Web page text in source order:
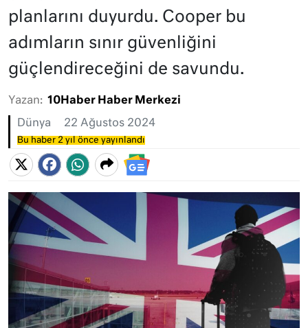
planlarını duyurdu. Cooper bu
adımların sınır güvenliğini
güçlendireceğini de savundu.
Yazan: 10Haber Haber Merkezi
Dünya 22 Ağustos 2024
Bu haber 2 yıl önce yayınlandı